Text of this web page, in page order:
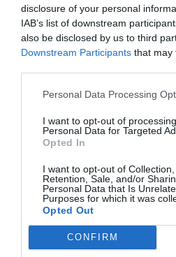
disclosure of your personal
IAB’s list of downstream
also be disclosed by us to third
Downstream Participants that may
Personal Data Processing
I want to opt-out of
Personal Data for Targeted
Opted In
I want to opt-out of Collection,
Retention, Sale, and/or
Personal Data that Is
Purposes for which it was
Opted Out
CONFIRM
Επεσήμανε, ότι είναι
εξαιτίας προβλημάτων
Εργάστηκε συγκεκριμένα
εστιατόρια, σε οικοδομές
Τόνισε ότι έχει πάθος με
μόνος του έμαθε πώς να
Από το έτος 2012 είναι